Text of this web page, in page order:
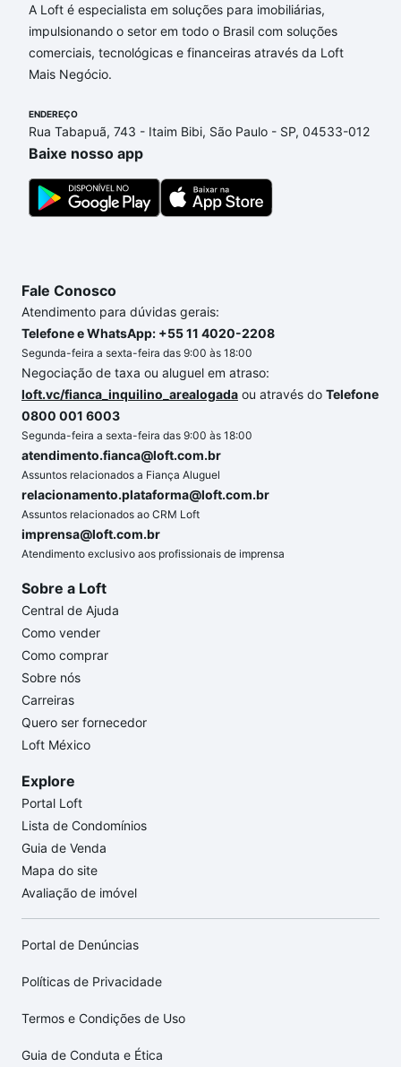
A Loft é especialista em soluções para imobiliárias,
impulsionando o setor em todo o Brasil com soluções
comerciais, tecnológicas e financeiras através da Loft
Mais Negócio.
ENDEREÇO
Rua Tabapuã, 743 - Itaim Bibi, São Paulo - SP, 04533-012
Baixe nosso app
Fale Conosco
Atendimento para dúvidas gerais:
Telefone e WhatsApp: +55 11 4020-2208
Segunda-feira a sexta-feira das 9:00 às 18:00
Negociação de taxa ou aluguel em atraso:
loft.vc/fianca_inquilino_arealogada ou através do Telefone
0800 001 6003
Segunda-feira a sexta-feira das 9:00 às 18:00
atendimento.fianca@loft.com.br
Assuntos relacionados a Fiança Aluguel
relacionamento.plataforma@loft.com.br
Assuntos relacionados ao CRM Loft
imprensa@loft.com.br
Atendimento exclusivo aos profissionais de imprensa
Sobre a Loft
Central de Ajuda
Como vender
Como comprar
Sobre nós
Carreiras
Quero ser fornecedor
Loft México
Explore
Portal Loft
Lista de Condomínios
Guia de Venda
Mapa do site
Avaliação de imóvel
Portal de Denúncias
Políticas de Privacidade
Termos e Condições de Uso
Guia de Conduta e Ética